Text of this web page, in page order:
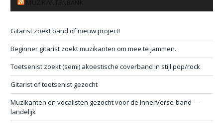
Gitarist zoekt band of nieuw project!
Beginner gitarist zoekt muzikanten om mee te jammen.
Toetsenist zoekt (semi) akoestische coverband in stijl pop/rock
Gitarist of toetsenist gezocht
Muzikanten en vocalisten gezocht voor de InnerVerse-band —
landelijk